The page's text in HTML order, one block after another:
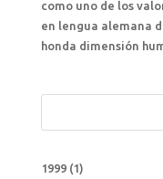
como uno de los
en lengua alemana
honda dimensión
1999(1)